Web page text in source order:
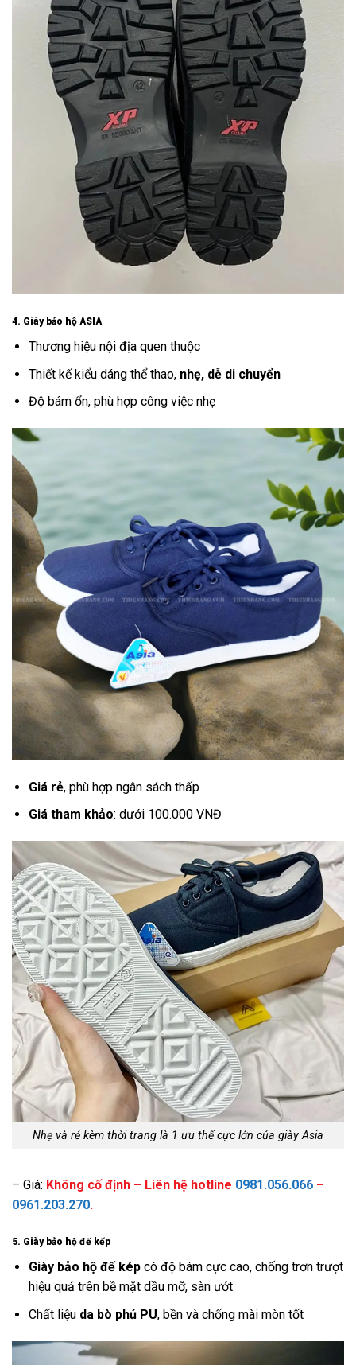
4. Giày bảo hộ ASIA
Thương hiệu nội địa quen thuộc
Thiết kế kiểu dáng thể thao, nhẹ, dễ di chuyển
Độ bám ổn, phù hợp công việc nhẹ
Giá rẻ, phù hợp ngân sách thấp
Giá tham khảo: dưới 100.000 VNĐ
Nhẹ và rẻ kèm thời trang là 1 ưu thế cực lớn của giày Asia
– Giá: Không cố định – Liên hệ hotline 0981.056.066 –
0961.203.270.
5. Giày bảo hộ đế kếp
Giày bảo hộ đế képcó độ bám cực cao, chống trơn trượt
hiệu quả trên bề mặt dầu mỡ, sàn ướt
Chất liệu da bò phủ PU, bền và chống mài mòn tốt